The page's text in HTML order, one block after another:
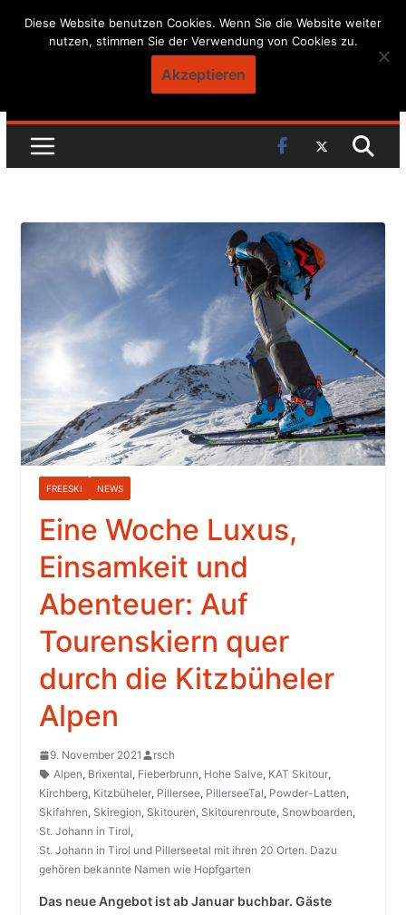
Skip
FREESKI NEWS
Eine Woche Luxus,
Einsamkeit und
Abenteuer: Auf
Tourenskiern quer
durch die Kitzbüheler
Alpen
9. November 2021
rsch
Alpen, Brixental, Fieberbrunn, Hohe Salve, KAT Skitour,
Kirchberg, Kitzbüheler, Pillersee, PillerseeTal, Powder-Latten,
Skifahren, Skiregion, Skitouren, Skitourenroute, Snowboarden,
St. Johann in Tirol,
St. Johann in Tirol und Pillerseetal mit ihren 20 Orten. Dazu
gehören bekannte Namen wie Hopfgarten
Das neue Angebot ist ab Januar buchbar. Gäste
Diese Website benutzen Cookies. Wenn Sie die Website weiter
nutzen, stimmen Sie der Verwendung von Cookies zu.
Akzeptieren